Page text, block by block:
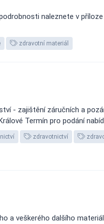
naleznete v
zdravotní materiál
- zajištění záručních a
Termín pro podání
zdravotnictví
a veškerého dalšího